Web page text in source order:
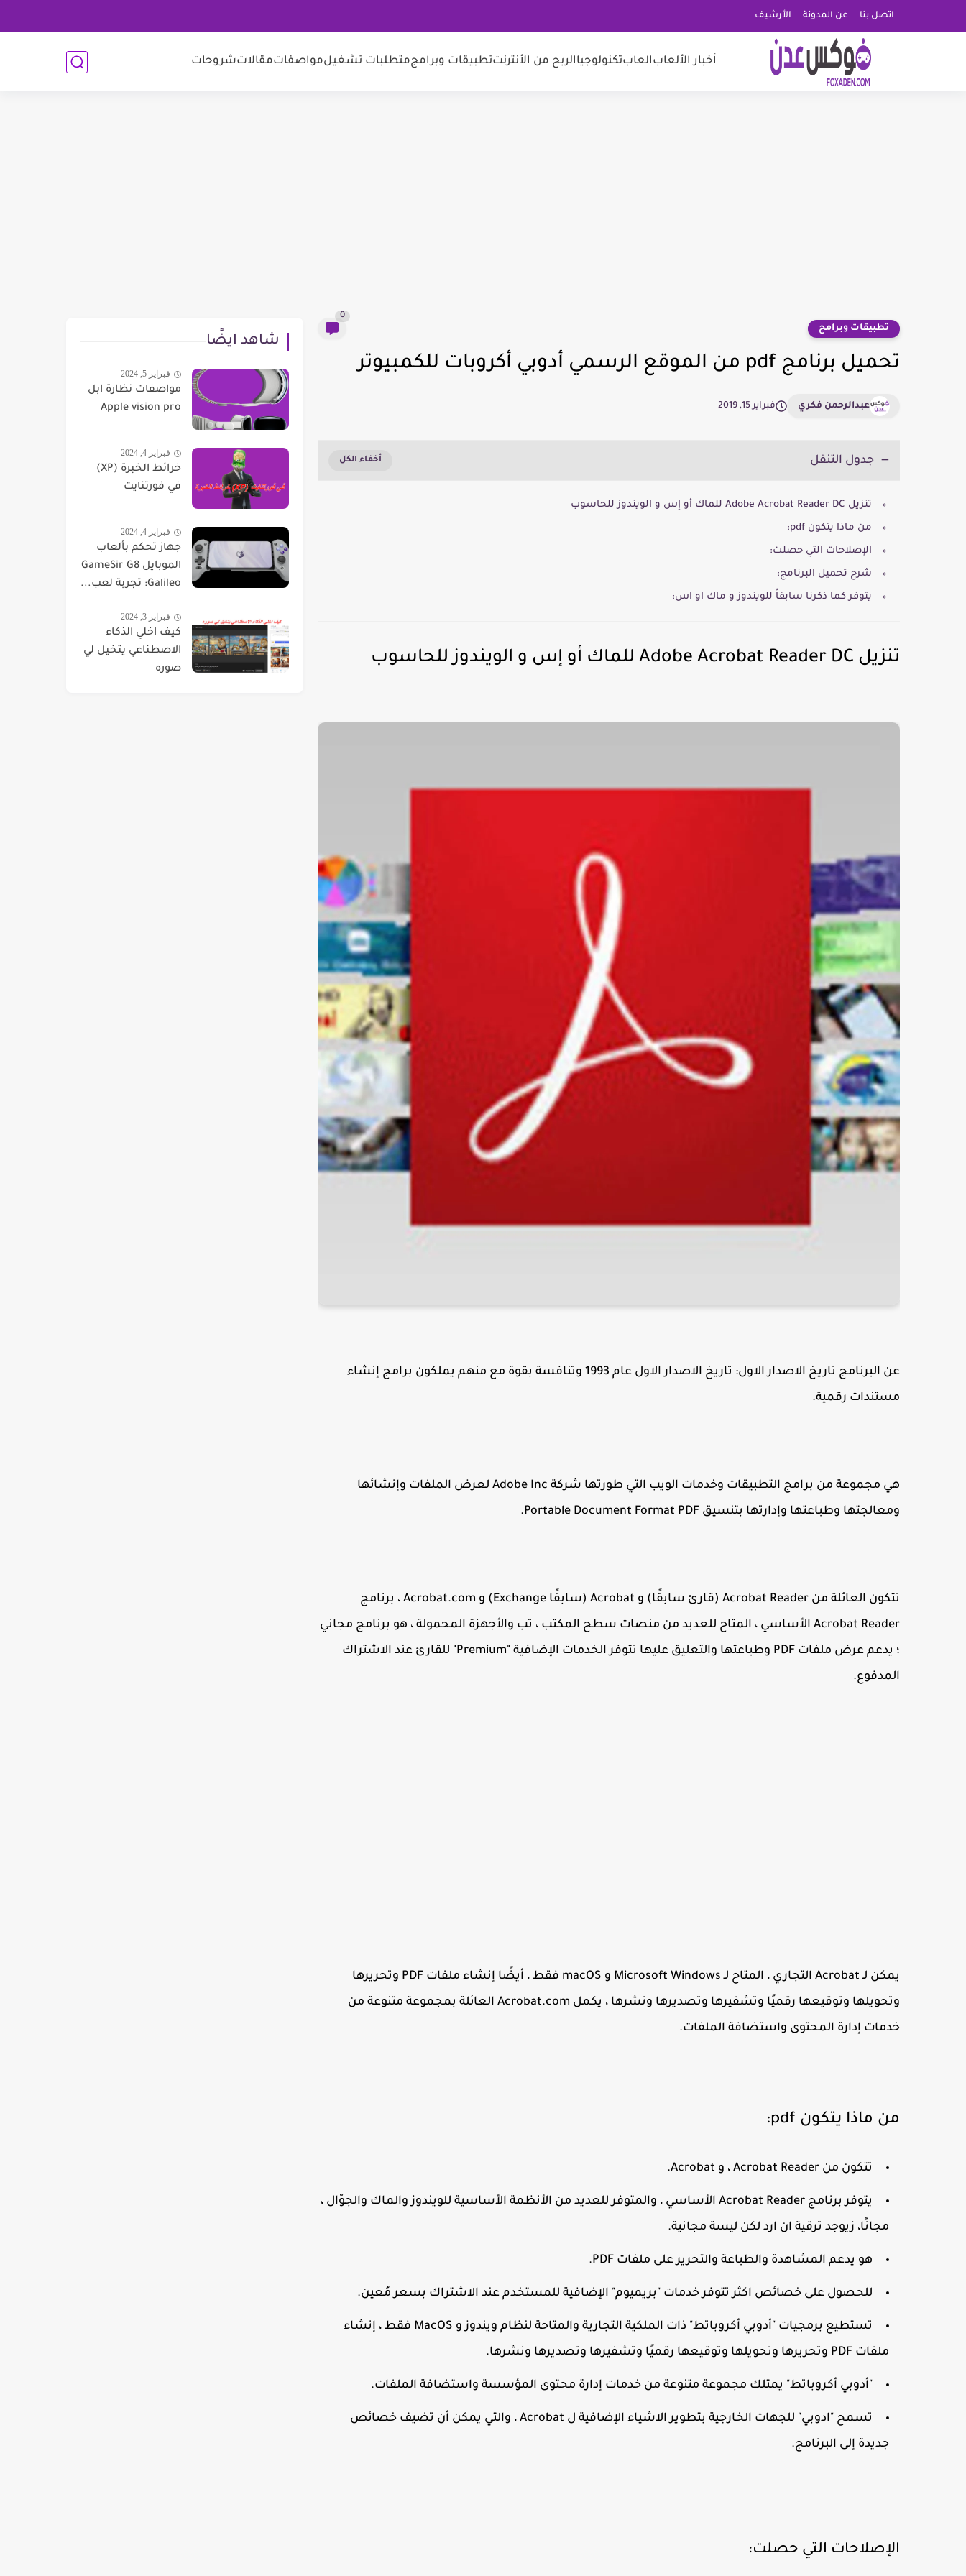
اتصل بنا عن المدونة الأرشيف
أخبار الألعابالعابتكنولوجياالربح من الأنترنتتطبيقات وبرامجمتطلبات تشغيلمواصفاتمقالاتشروحات
تطبيقات وبرامج
0
تحميل برنامج pdf من الموقع الرسمي أدوبي أكروبات للكمبيوتر
عبدالرحمن فكري فبراير 15, 2019
جدول التنقل
تنزيل Adobe Acrobat Reader DC للماك أو إس و الويندوز للحاسوب
من ماذا يتكون pdf:
الإصلاحات التي حصلت:
شرح تحميل البرنامج:
يتوفر كما ذكرنا سابقاً للويندوز و ماك او اس:
تنزيل Adobe Acrobat Reader DC للماك أو إس و الويندوز للحاسوب
عن البرنامج تاريخ الاصدار الاول: تاريخ الاصدار الاول عام 1993 وتنافسة بقوة مع منهم يملكون برامج إنشاء
مستندات رقمية.
هي مجموعة من برامج التطبيقات وخدمات الويب التي طورتها شركة Adobe Inc لعرض الملفات وإنشائها
ومعالجتها وطباعتها وإدارتها بتنسيق Portable Document Format PDF.
تتكون العائلة من Acrobat Reader (قارئ سابقًا) و Acrobat (سابقًا Exchange) و Acrobat.com ، برنامج
Acrobat Reader الأساسي ، المتاح للعديد من منصات سطح المكتب ، تب والأجهزة المحمولة ، هو برنامج مجاني
؛ يدعم عرض ملفات PDF وطباعتها والتعليق عليها تتوفر الخدمات الإضافية "Premium" للقارئ عند الاشتراك
المدفوع.
يمكن لـ Acrobat التجاري ، المتاح لـ Microsoft Windows و macOS فقط ، أيضًا إنشاء ملفات PDF وتحريرها
وتحويلها وتوقيعها رقميًا وتشفيرها وتصديرها ونشرها ، يكمل Acrobat.com العائلة بمجموعة متنوعة من
خدمات إدارة المحتوى واستضافة الملفات.
من ماذا يتكون pdf:
تتكون من Acrobat Reader ، و Acrobat.
يتوفر برنامج Acrobat Reader الأساسي ، والمتوفر للعديد من الأنظمة الأساسية للويندوز والماك والجوّال ،
مجانًا، زيوجد ترقية ان ارد لكن ليسة مجانية.
هو يدعم المشاهدة والطباعة والتحرير على ملفات PDF.
للحصول على خصائص اكثر تتوفر خدمات "بريميوم" الإضافية للمستخدم عند الاشتراك بسعر مُعين.
تستطيع برمجيات "أدوبي أكروباتط" ذات الملكية التجارية والمتاحة لنظام ويندوز و MacOS فقط ، إنشاء
ملفات PDF وتحريرها وتحويلها وتوقيعها رقميًا وتشفيرها وتصديرها ونشرها.
"أدوبي أكروباتط" يمتلك مجموعة متنوعة من خدمات إدارة محتوى المؤسسة واستضافة الملفات.
تسمح "ادوبي" للجهات الخارجية بتطوير الاشياء الإضافية ل Acrobat ، والتي يمكن أن تضيف خصائص
جديدة إلى البرنامج.
الإصلاحات التي حصلت:
شاهد ايضًا
فبراير 5, 2024
مواصفات نظارة ابل
Apple vision pro
فبراير 4, 2024
خرائط الخبرة (XP)
في فورتنايت
فبراير 4, 2024
جهاز تحكم بألعاب
الموبايل GameSir G8
Galileo: تجربة لعب...
فبراير 3, 2024
كيف اخلي الذكاء
الاصطناعي يتخيل لي
صوره